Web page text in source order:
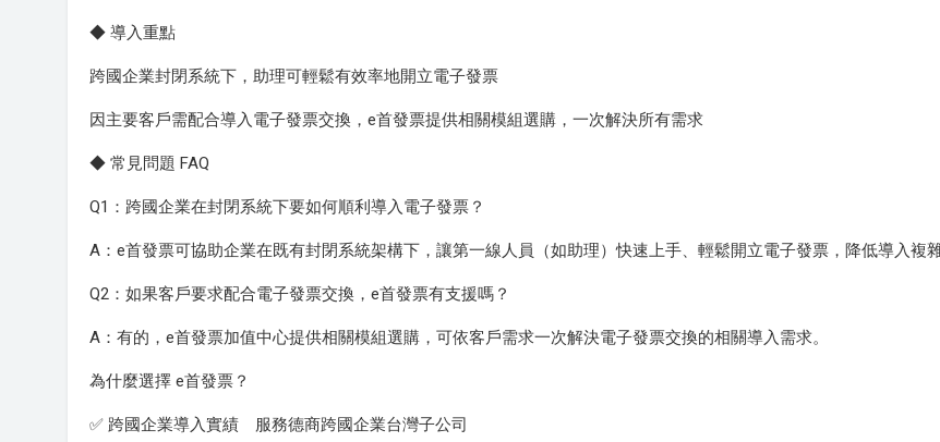
◆ 導入重點
跨國企業封閉系統下，助理可輕鬆有效率地開立電子發票
因主要客戶需配合導入電子發票交換，e首發票提供相關模組選購，一次解決所有需求
◆ 常見問題 FAQ
Q1：跨國企業在封閉系統下要如何順利導入電子發票？
A：e首發票可協助企業在既有封閉系統架構下，讓第一線人員（如助理）快速上手、輕鬆開立電子發票，降低導入複雜
Q2：如果客戶要求配合電子發票交換，e首發票有支援嗎？
A：有的，e首發票加值中心提供相關模組選購，可依客戶需求一次解決電子發票交換的相關導入需求。
為什麼選擇 e首發票？
✅ 跨國企業導入實績 服務德商跨國企業台灣子公司